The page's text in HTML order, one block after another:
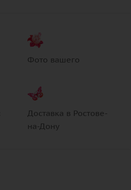
Фото вашего
Доставка в Ростове-
на-Дону